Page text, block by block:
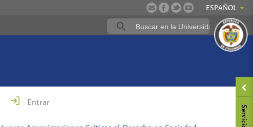
ESPAÑOL
Entrar